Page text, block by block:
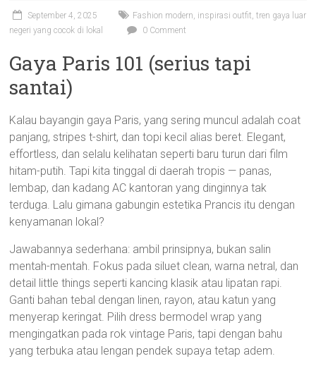
September 4, 2025
Fashion modern, inspirasi outfit, tren gaya luar
negeri yang cocok di lokal
0 Comment
Gaya Paris 101 (serius tapi
santai)
Kalau bayangin gaya Paris, yang sering muncul adalah coat
panjang, stripes t-shirt, dan topi kecil alias beret. Elegant,
effortless, dan selalu kelihatan seperti baru turun dari film
hitam-putih. Tapi kita tinggal di daerah tropis — panas,
lembap, dan kadang AC kantoran yang dinginnya tak
terduga. Lalu gimana gabungin estetika Prancis itu dengan
kenyamanan lokal?
Jawabannya sederhana: ambil prinsipnya, bukan salin
mentah-mentah. Fokus pada siluet clean, warna netral, dan
detail little things seperti kancing klasik atau lipatan rapi.
Ganti bahan tebal dengan linen, rayon, atau katun yang
menyerap keringat. Pilih dress bermodel wrap yang
mengingatkan pada rok vintage Paris, tapi dengan bahu
yang terbuka atau lengan pendek supaya tetap adem.